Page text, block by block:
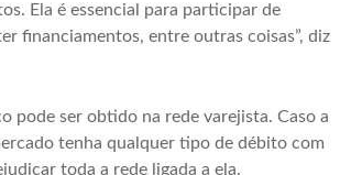
Ela é essencial para participar de
financiamentos, entre outras coisas”, diz
pode ser obtido na rede varejista. Caso a
tenha qualquer tipo de débito com
toda a rede ligada a ela.